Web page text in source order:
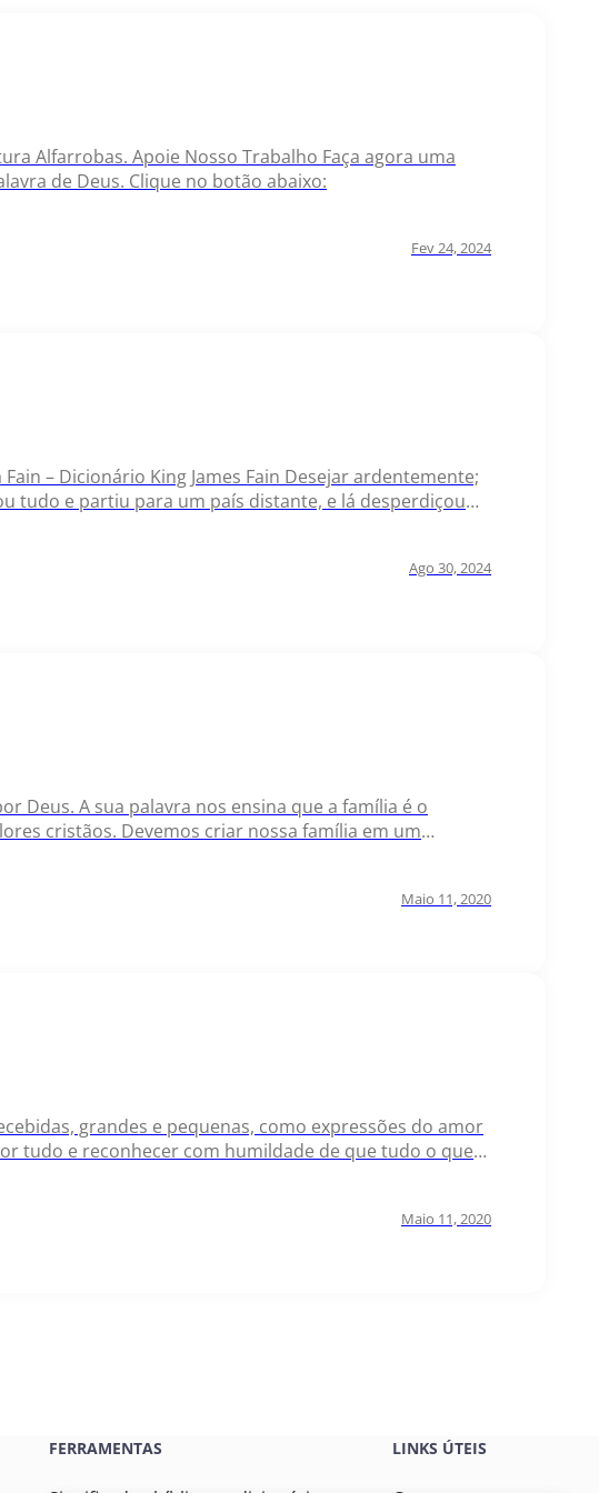
Alfarrobas. Apoie Nosso Trabalho Faça agora uma
de Deus. Clique no botão abaixo:
Fev 24, 2024
– Dicionário King James Fain Desejar ardentemente;
tudo e partiu para um país distante, e lá desperdiçou
Ago 30, 2024
Deus. A sua palavra nos ensina que a família é o
cristãos. Devemos criar nossa família em um
Maio 11, 2020
grandes e pequenas, como expressões do amor
tudo e reconhecer com humildade de que tudo o que
Maio 11, 2020
FERRAMENTAS LINKS ÚTEIS